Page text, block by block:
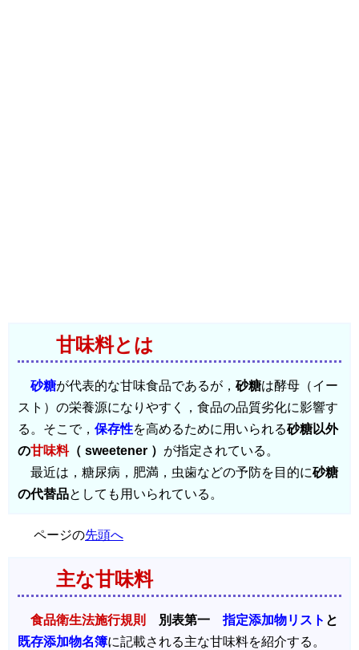
甘味料とは
砂糖が代表的な甘味食品であるが， 砂糖は酵母（イー
スト）の栄養源になりやすく，食品の品質劣化に影響す
る。そこで， 保存性を高めるために用いられる砂糖以外
の甘味料（ sweetener ） が指定されている。
最近は，糖尿病，肥満，虫歯などの予防を目的に砂糖
の代替品としても用いられている。
ページの先頭へ
主な甘味料
食品衛生法施行規則 別表第一指定添加物リスト と
既存添加物名簿に記載される主な甘味料を紹介する。